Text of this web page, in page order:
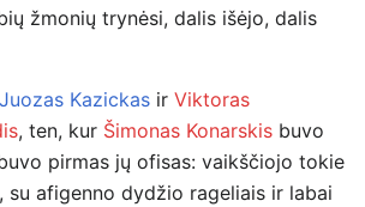
žmonių trynėsi, dalis išėjo, dalis
Juozas Kazickas ir Viktoras
, ten, kur Šimonas Konarskis buvo
pirmas jų ofisas: vaikščiojo tokie
, su afigenno dydžio rageliais ir labai